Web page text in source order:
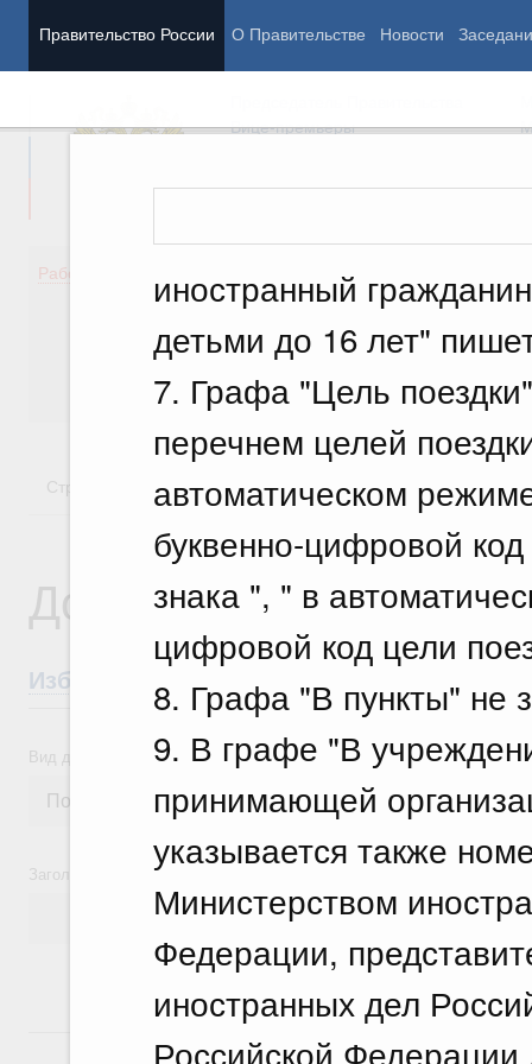
Правительство России О Правительстве Новости
иностранный
детьми до 16 лет"
7. Графа "Цель
перечнем целей
автоматическом
буквенно-цифровой
знака ", " в
цифровой код цели
8. Графа "В пункты" не
9. В графе "В
принимающей
указывается также
Министерством
Федерации,
иностранных дел
Российской
Вице-премьеры
Работа Правительства
Демография
Здоровье
Культура
Государство
Стратегии Государственные программы
Документы
Избранные документы со справками к
Вид документа
Заголовок или текст документа
4 июля, суббота